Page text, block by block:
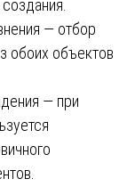
— отбор
обоих объектов
— при